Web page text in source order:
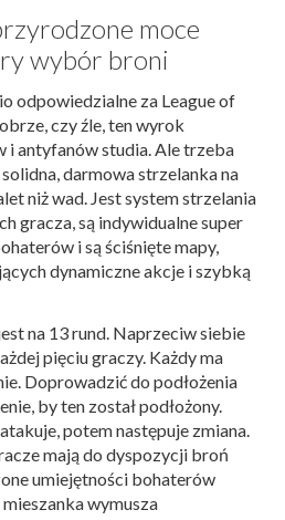
moce
wybór broni
odpowiedzialne za League of
czy źle, ten wyrok
i antyfanów studia. Ale trzeba
darmowa strzelanka na
niż wad. Jest system strzelania
gracza, są indywidualne super
i są ściśnięte mapy,
dynamiczne akcje i szybką
na 13 rund. Naprzeciw siebie
pięciu graczy. Każdy ma
Doprowadzić do podłożenia
by ten został podłożony.
potem następuje zmiana.
mają do dyspozycji broń
umiejętności bohaterów
wymusza